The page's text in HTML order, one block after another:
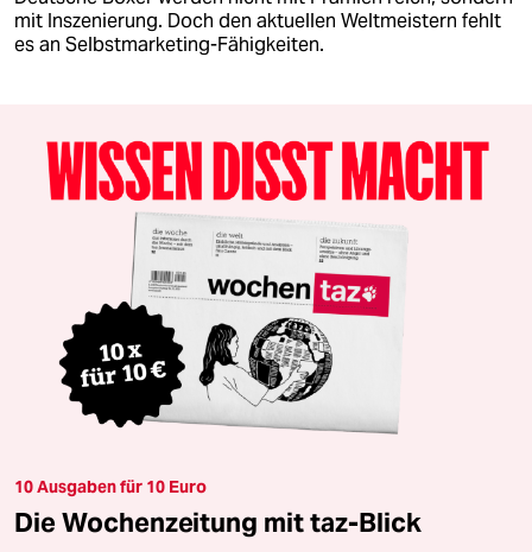
mit Inszenierung. Doch den aktuellen Weltmeistern fehlt
es an Selbstmarketing-Fähigkeiten.
10 Ausgaben für 10 Euro
Die Wochenzeitung mit taz-Blick